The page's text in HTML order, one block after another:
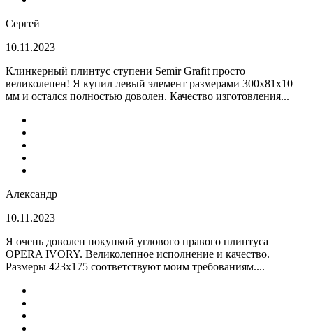
Сергей
10.11.2023
Клинкерный плинтус ступени Semir Grafit просто
великолепен! Я купил левый элемент размерами 300х81х10
мм и остался полностью доволен. Качество изготовления...
Александр
10.11.2023
Я очень доволен покупкой углового правого плинтуса
OPERA IVORY. Великолепное исполнение и качество.
Размеры 423х175 соответствуют моим требованиям....